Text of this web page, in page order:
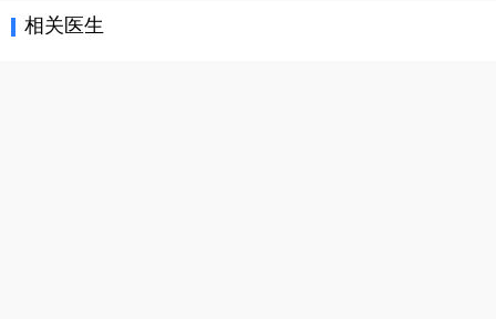
相关医生